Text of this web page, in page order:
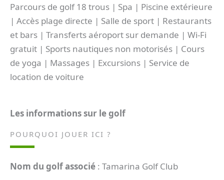
Parcours de golf 18 trous | Spa | Piscine extérieure
| Accès plage directe | Salle de sport | Restaurants
et bars | Transferts aéroport sur demande | Wi-Fi
gratuit | Sports nautiques non motorisés | Cours
de yoga | Massages | Excursions | Service de
location de voiture
Les informations sur le golf
POURQUOI JOUER ICI ?
Nom du golf associé : Tamarina Golf Club